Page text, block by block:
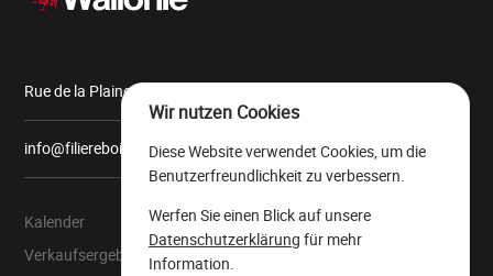
Rue de la Plaine, 9 6900 Marche-en-Famenne
info@filiereboiswallonie.be
Kalender
Verkaufsergebnisse
Über uns
Der wallonische
Wir nutzen Cookies
Diese Website verwendet Cookies, um die
Benutzerfreundlichkeit zu verbessern.
Werfen Sie einen Blick auf unsere
Datenschutzerklärung für mehr
Information.